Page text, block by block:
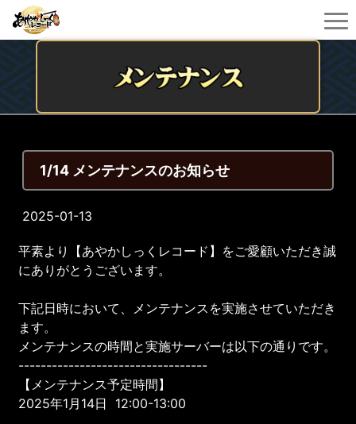
1/14 メンテナンスのお知らせ
2025-01-13
平素より【あやかしっくレコード】をご愛顧いただき誠
にありがとうございます。
下記日時において、メンテナンスを実施させていただき
ます。
メンテナンスの時間と実施サーバーは以下の通りです。
----------------------------------
【メンテナンス予定時間】
2025年1月14日 12:00-13:00